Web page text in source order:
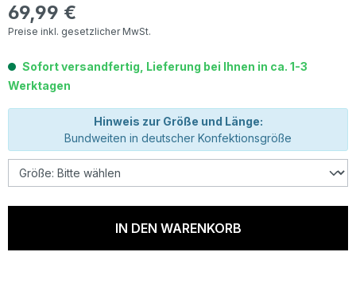
Regulärer Preis:
69,99 €
Preise inkl. gesetzlicher MwSt.
Sofort versandfertig, Lieferung bei Ihnen in ca. 1-3
Werktagen
Hinweis zur Größe und Länge:
Bundweiten in deutscher Konfektionsgröße
IN DEN WARENKORB